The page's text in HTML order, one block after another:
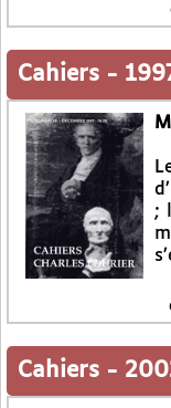
Cahiers -
;
Cahiers -